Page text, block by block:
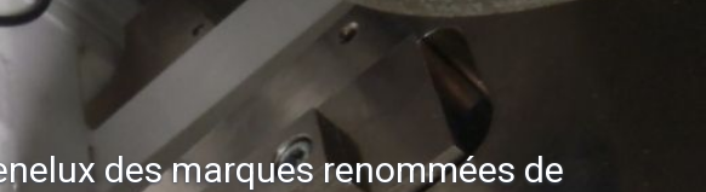
des marques renommées de